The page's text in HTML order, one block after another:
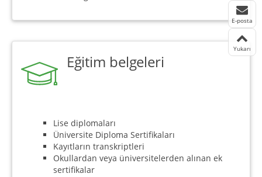
Eğitim belgeleri
Lise diplomaları
Üniversite Diploma Sertifikaları
Kayıtların transkriptleri
Okullardan veya üniversitelerden alınan ek
sertifikalar
E-posta
Yukarı